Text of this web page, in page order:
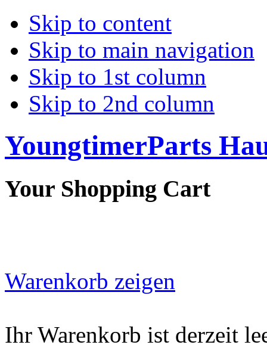
Skip to content
Skip to main navigation
Skip to 1st column
Skip to 2nd column
YoungtimerParts
Your Shopping Cart
Warenkorb zeigen
Ihr Warenkorb ist derzeit